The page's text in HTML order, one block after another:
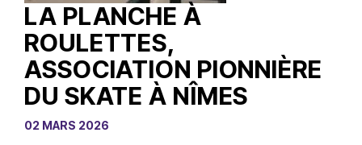
LA PLANCHE À
ROULETTES,
ASSOCIATION PIONNIÈRE
DU SKATE À NÎMES
02 MARS 2026